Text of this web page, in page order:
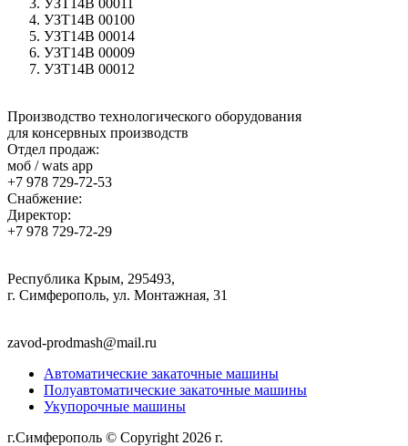
УЗТ14В 00011
УЗТ14В 00100
УЗТ14В 00014
УЗТ14В 00009
УЗТ14В 00012
Производство технологического оборудования
для консервных производств
Отдел продаж:
моб / wats app
+7 978 729-72-53
Снабжение:
Директор:
+7 978 729-72-29
Республика Крым, 295493,
г. Симферополь, ул. Монтажная, 31
zavod-prodmash@mail.ru
Автоматические закаточные машины
Полуавтоматические закаточные машины
Укупорочные машины
г.Симферополь © Copyright 2026 г.